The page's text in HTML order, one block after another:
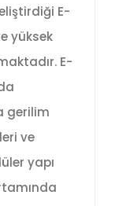
E-
yüksek
E-
gerilim
ve
yapı